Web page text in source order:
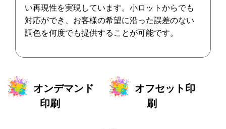
い再現性を実現しています。小ロットからでも
対応ができ、お客様の希望に沿った誤差のない
調色を何度でも提供することが可能です。
オンデマンド
印刷
オフセット印
刷